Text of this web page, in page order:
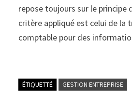
repose toujours sur le principe
critère appliqué est celui de la
comptable pour des
ÉTIQUETTÉ GESTION ENTREPRISE